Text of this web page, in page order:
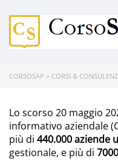
CORSOSAP > CORSI &
Lo scorso 20 maggio
informativo aziendale
più di 440.000 aziende
gestionale, e più di 7000